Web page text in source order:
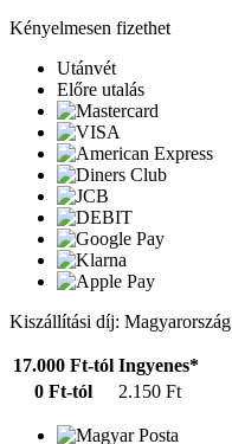
Kényelmesen fizethet
Utánvét
Előre utalás
Kiszállítási díj: Magyarország
17.000 Ft-tól Ingyenes*
0 Ft-tól
2.150 Ft